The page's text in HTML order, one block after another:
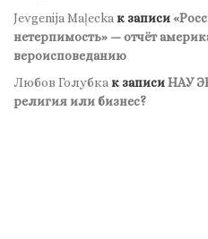
Jevgenija Maļeckaк записи
нетерпимость» — отчёт
вероисповеданию
Любов Голубка к записиНАУ
религия или бизнес?